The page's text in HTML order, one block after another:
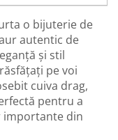
o bijuterie de
autentic de
și stil
pe voi
cuiva drag,
pentru a
importante din